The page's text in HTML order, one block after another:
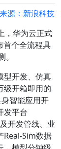
来源：新浪科技
，华为云正式
首个全流程具
型开发、仿真
级开箱即用的
智能应用开
发平台
开发管线、业
Real-Sim数据